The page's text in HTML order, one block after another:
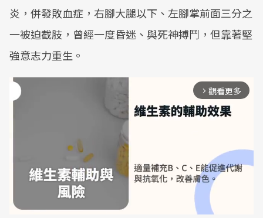
炎，併發敗血症，右腳大腿以下、左腳掌前面三分之
一被迫截肢，曾經一度昏迷、與死神搏鬥，但靠著堅
強意志力重生。
arrow_forward_ios 觀看更多